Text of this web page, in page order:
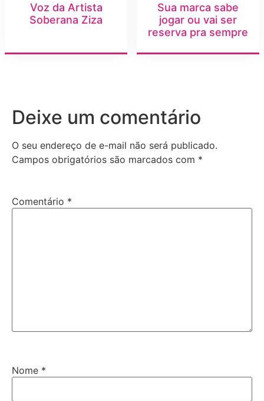
Voz da Artista
Soberana Ziza
Sua marca sabe
jogar ou vai ser
reserva pra sempre
Deixe um comentário
O seu endereço de e-mail não será publicado.
Campos obrigatórios são marcados com *
Comentário *
Nome *